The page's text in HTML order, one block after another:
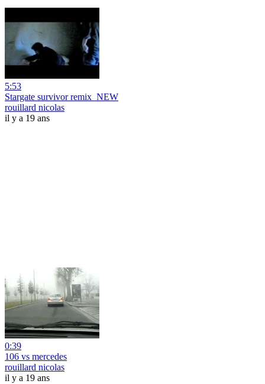
5:53
Stargate survivor remix_NEW
rouillard nicolas
il y a 19 ans
0:39
106 vs mercedes
rouillard nicolas
il y a 19 ans